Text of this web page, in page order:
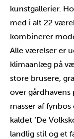
kunstgallerier.
med i alt 22
kombinerer
Alle værelser er
klimaanlæg på
store brusere,
over gårdhavens
masser af
kaldet ‘De
landlig stil og et